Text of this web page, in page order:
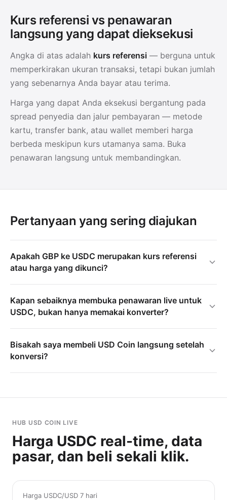
Kurs referensi vs penawaran
langsung yang dapat dieksekusi
Angka di atas adalah kurs referensi — berguna untuk
memperkirakan ukuran transaksi, tetapi bukan jumlah
yang sebenarnya Anda bayar atau terima.
Harga yang dapat Anda eksekusi bergantung pada
spread penyedia dan jalur pembayaran — metode
kartu, transfer bank, atau wallet memberi harga
berbeda meskipun kurs utamanya sama. Buka
penawaran langsung untuk membandingkan.
Pertanyaan yang sering diajukan
Apakah GBP ke USDC merupakan kurs referensi
atau harga yang dikunci?
Kapan sebaiknya membuka penawaran live untuk
USDC, bukan hanya memakai konverter?
Bisakah saya membeli USD Coin langsung setelah
konversi?
HUB USD COIN LIVE
Harga USDC real-time, data
pasar, dan beli sekali klik.
Harga USDC/USD 7 hari